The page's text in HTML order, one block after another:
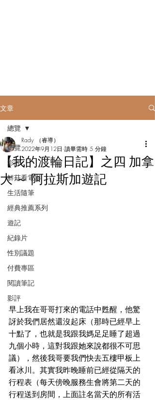
文章
總覽
影評
鮮菇看電影
生活隨筆
經典推薦系列
遊記
紀錄片
性別議題
付費專區
閱讀筆記
影評
總覽
【我的渡輪日記】之四 加拿
大 ～ 阿拉斯加遊記
Rady （睿導）
2022年9月12日 讀畢需時 5 分鐘
早上我在哥哥打來的電話中甦醒，他驚
訝於我們居然還沒起床（那時已經早上
十點了，也就是我跟我媽足足睡了超過
九個小時，這對我跟她來說都很不可思
議），然後我哥要我們快去五樓甲板上
看冰川。其實我昨晚睡前已經從隔天的
行程表（每天傍晚服務生會將第二天的
行程送到房間，上面註名當天的所有活